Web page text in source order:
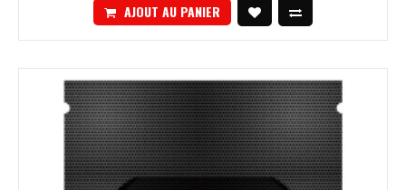
AJOUT AU PANIER